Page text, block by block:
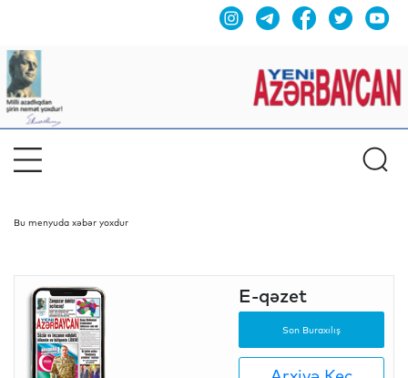
Bu menyuda xəbər yoxdur
E-qəzet
Son Buraxılış